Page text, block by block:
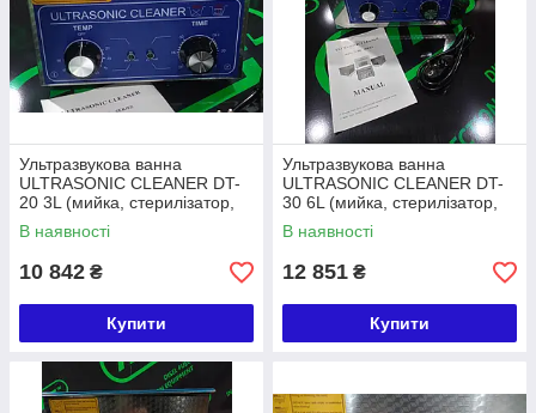
Ультразвукова ванна
ULTRASONIC CLEANER DT-
20 3L (мийка, стерилізатор,
очищувач)
В наявності
10 842 ₴
Купити
Ультразвукова ванна
ULTRASONIC CLEANER DT-
30 6L (мийка, стерилізатор,
очищувач)
В наявності
12 851 ₴
Купити